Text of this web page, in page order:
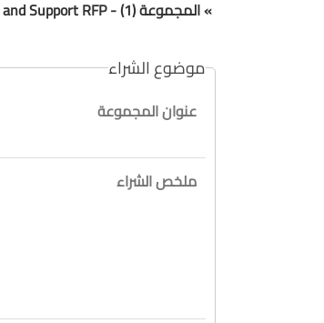
» المجموعة (1) - Purchase of Servers with Maintenance and Support RFP
موضوع الشراء
عنوان المجموعة
ملخص الشراء